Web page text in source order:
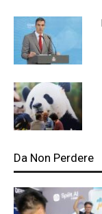
Da Non Perdere